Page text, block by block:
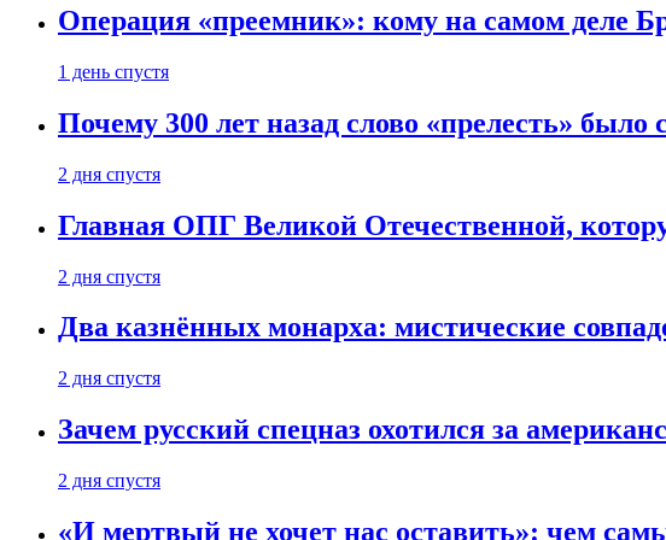
Операция «преемник»: кому на самом деле
1 день спустя
Почему 300 лет назад слово «прелесть»
2 дня спустя
Главная ОПГ Великой Отечественной,
2 дня спустя
Два казнённых монарха: мистические
2 дня спустя
Зачем русский спецназ охотился за
2 дня спустя
«И мертвый не хочет нас оставить»: чем